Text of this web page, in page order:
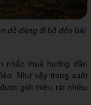
dễ dàng đi bộ đến bãi
nhắc thuê hướng dẫn
Như vậy trong suốt
giới thiệu rất nhiều